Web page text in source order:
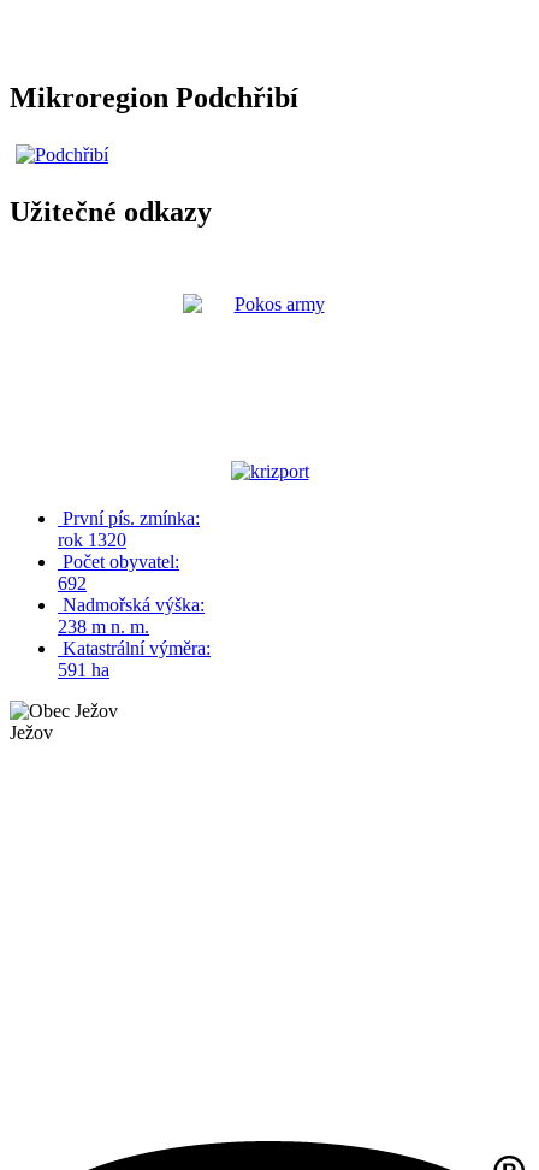
Mikroregion Podchřibí
Užitečné odkazy
První pís. zmínka:
rok 1320
Počet obyvatel:
692
Nadmořská výška:
238 m n. m.
Katastrální výměra:
591 ha
Ježov